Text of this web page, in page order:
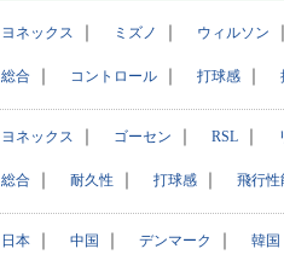
ヨネックス ミズノ ウィルソン
総合 コントロール 打球感
ヨネックス ゴーセン RSL
総合 耐久性 打球感 飛行性
日本 中国 デンマーク 韓国